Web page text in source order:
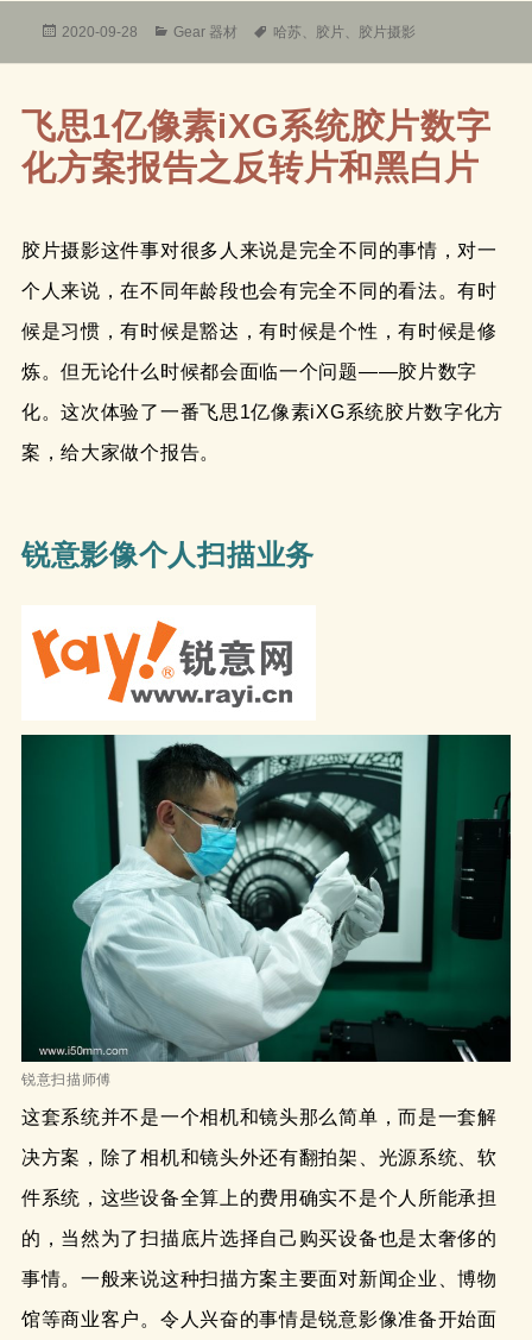
发
2020-09-28
分
Gear 器材
标
哈苏 、 胶片、 胶片摄影
飞思1亿像素iXG系统胶片数字
化方案报告之反转片和黑白片
胶片摄影这件事对很多人来说是完全不同的事情，对一
个人来说，在不同年龄段也会有完全不同的看法。有时
候是习惯，有时候是豁达，有时候是个性，有时候是修
炼。但无论什么时候都会面临一个问题——胶片数字
化。这次体验了一番飞思1亿像素iXG系统胶片数字化方
案，给大家做个报告。
锐意影像个人扫描业务
锐意扫描师傅
这套系统并不是一个相机和镜头那么简单，而是一套解
决方案，除了相机和镜头外还有翻拍架、光源系统、软
件系统，这些设备全算上的费用确实不是个人所能承担
的，当然为了扫描底片选择自己购买设备也是太奢侈的
事情。一般来说这种扫描方案主要面对新闻企业、博物
馆等商业客户。令人兴奋的事情是锐意影像准备开始面